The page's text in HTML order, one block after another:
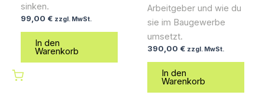
sinken.
99,00 € zzgl. MwSt.
In den
Warenkorb
Arbeitgeber und wie du
sie im Baugewerbe
umsetzt.
390,00 € zzgl. MwSt.
In den
Warenkorb